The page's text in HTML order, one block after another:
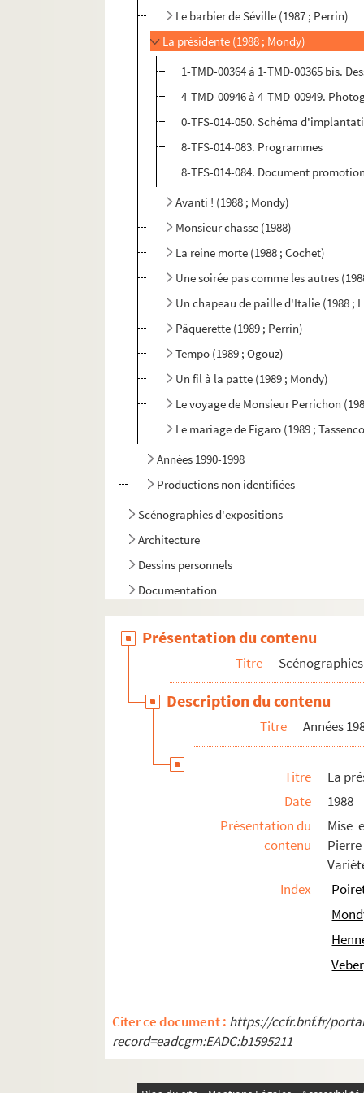
Le barbier de Séville (1987 ; Perrin)
La présidente (1988 ; Mondy)
1-TMD-00364 à 1-TMD-00365 bis.
4-TMD-00946 à 4-TMD-00949.
0-TFS-014-050. Schéma
8-TFS-014-083. Programmes
8-TFS-014-084. Document
Avanti ! (1988 ; Mondy)
Monsieur chasse (1988)
La reine morte (1988 ; Cochet)
Une soirée pas comme les autres
Un chapeau de paille d'Italie (1988 ;
Pâquerette (1989 ; Perrin)
Tempo (1989 ; Ogouz)
Un fil à la patte (1989 ; Mondy)
Le voyage de Monsieur Perrichon
Le mariage de Figaro (1989 ;
Années 1990-1998
Productions non identifiées
Scénographies d'expositions
Architecture
Dessins personnels
Documentation
Présentation du contenu
Titre
Description du contenu
Titre Années
Titre
La
Date
1988
Présentation du
contenu
Mise
Index
Citer ce document : https://ccfr.bnf.fr/
record=eadcgm:EADC:b1595211